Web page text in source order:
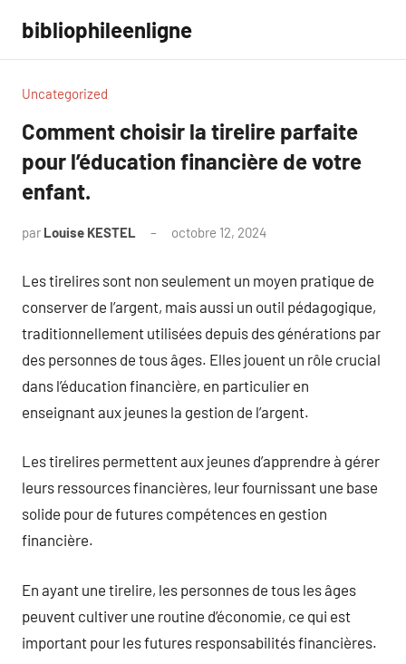
contenu
bibliophileenligne
Uncategorized
Comment choisir la tirelire parfaite
pour l’éducation financière de votre
enfant.
par Louise KESTEL octobre 12, 2024
Les tirelires sont non seulement un moyen pratique de
conserver de l’argent, mais aussi un outil pédagogique,
traditionnellement utilisées depuis des générations par
des personnes de tous âges. Elles jouent un rôle crucial
dans l’éducation financière, en particulier en
enseignant aux jeunes la gestion de l’argent.
Les tirelires permettent aux jeunes d’apprendre à gérer
leurs ressources financières, leur fournissant une base
solide pour de futures compétences en gestion
financière.
En ayant une tirelire, les personnes de tous les âges
peuvent cultiver une routine d’économie, ce qui est
important pour les futures responsabilités financières.